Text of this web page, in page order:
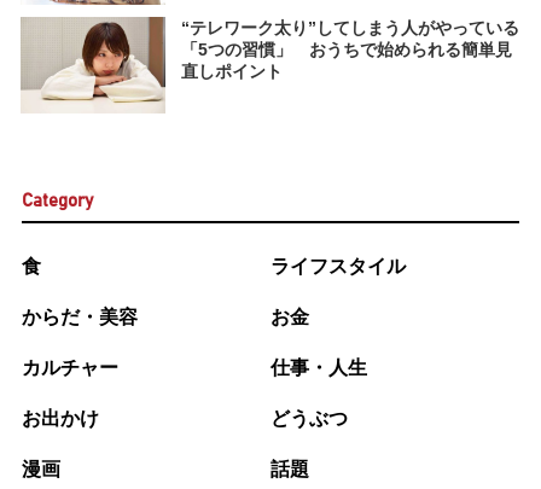
“テレワーク太り”してしまう人がやっている
「5つの習慣」 おうちで始められる簡単見
直しポイント
Category
食 ライフスタイル
からだ・美容 お金
カルチャー 仕事・人生
お出かけ どうぶつ
漫画 話題